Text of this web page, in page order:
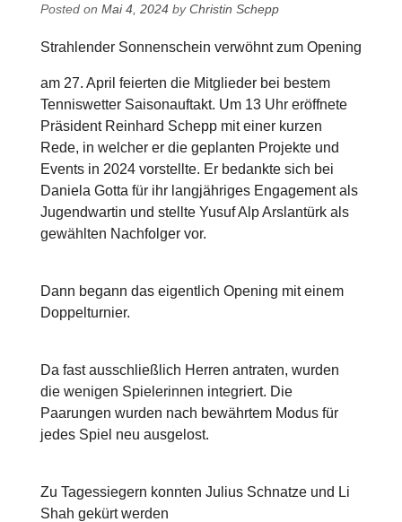
Posted on Mai 4, 2024byChristin Schepp
Strahlender Sonnenschein verwöhnt zum Opening
am 27. April feierten die Mitglieder bei bestem
Tenniswetter Saisonauftakt. Um 13 Uhr eröffnete
Präsident Reinhard Schepp mit einer kurzen
Rede, in welcher er die geplanten Projekte und
Events in 2024 vorstellte. Er bedankte sich bei
Daniela Gotta für ihr langjähriges Engagement als
Jugendwartin und stellte Yusuf Alp Arslantürk als
gewählten Nachfolger vor.
Dann begann das eigentlich Opening mit einem
Doppelturnier.
Da fast ausschließlich Herren antraten, wurden
die wenigen Spielerinnen integriert. Die
Paarungen wurden nach bewährtem Modus für
jedes Spiel neu ausgelost.
Zu Tagessiegern konnten Julius Schnatze und Li
Shah gekürt werden